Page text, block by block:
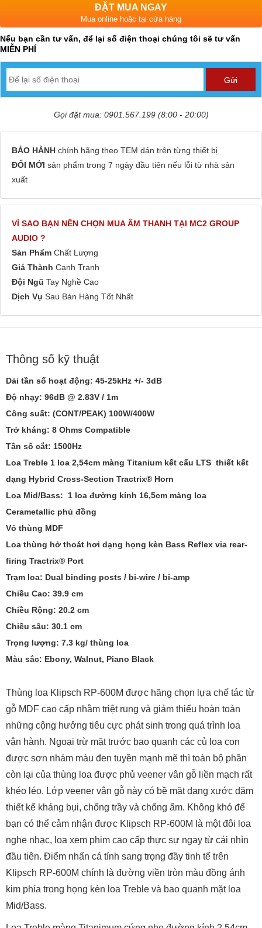
ĐẶT MUA NGAY
Mua online hoặc tại cửa hàng
Nếu bạn cần tư vấn, để lại số điện thoại chúng tôi sẽ tư vấn
MIỄN PHÍ
Gọi đặt mua: 0901.567.199 (8:00 - 20:00)
BẢO HÀNH chính hãng theo TEM dán trên từng thiết bị
ĐỔI MỚI sản phẩm trong 7 ngày đầu tiên nếu lỗi từ nhà sản
xuất
VÌ SAO BẠN NÊN CHỌN MUA ÂM THANH TẠI MC2 GROUP
AUDIO ?
Sản Phẩm Chất Lượng
Giá Thành Cạnh Tranh
Đội Ngũ Tay Nghề Cao
Dịch Vụ Sau Bán Hàng Tốt Nhất
Thông số kỹ thuật
Dải tần số hoạt động: 45-25kHz +/- 3dB
Độ nhạy: 96dB @ 2.83V / 1m
Công suất: (CONT/PEAK) 100W/400W
Trở kháng: 8 Ohms Compatible
Tần số cắt: 1500Hz
Loa Treble 1 loa 2,54cm màng Titanium kết cấu LTS thiết kết
dạng Hybrid Cross-Section Tractrix® Horn
Loa Mid/Bass: 1 loa đường kính 16,5cm màng loa
Cerametallic phủ đồng
Vỏ thùng MDF
Loa thùng hở thoát hơi dạng họng kèn Bass Reflex via rear-
firing Tractrix® Port
Trạm loa: Dual binding posts / bi-wire / bi-amp
Chiều Cao: 39.9 cm
Chiều Rộng: 20.2 cm
Chiều sâu: 30.1 cm
Trọng lượng: 7.3 kg/ thùng loa
Màu sắc: Ebony, Walnut, Piano Black
Thùng loa Klipsch RP-600M được hãng chọn lựa chế tác từ
gỗ MDF cao cấp nhằm triệt rung và giảm thiểu hoàn toàn
những cộng hưởng tiêu cực phát sinh trong quá trình loa
vận hành. Ngoại trừ mặt trước bao quanh các củ loa con
được sơn nhám màu đen tuyền mạnh mẽ thì toàn bộ phần
còn lại của thùng loa được phủ veener vân gỗ liền mạch rất
khéo léo. Lớp veener vân gỗ này có bề mặt dạng xước dăm
thiết kế kháng bụi, chống trầy và chống ẩm. Không khó để
bạn có thể cảm nhận được Klipsch RP-600M là một đôi loa
nghe nhạc, loa xem phim cao cấp thực sự ngay từ cái nhìn
đầu tiên. Điểm nhấn cá tính sang trọng đầy tinh tế trên
Klipsch RP-600M chính là đường viền tròn màu đồng ánh
kim phía trong họng kèn loa Treble và bao quanh mặt loa
Mid/Bass.